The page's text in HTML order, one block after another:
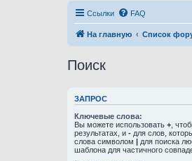
Ссылки FAQ
На главную Список
Поиск
ЗАПРОС
Ключевые слова:
Вы можете использовать + ,
результатах, и - для слов,
слова символом | для поиска
шаблона для частичного